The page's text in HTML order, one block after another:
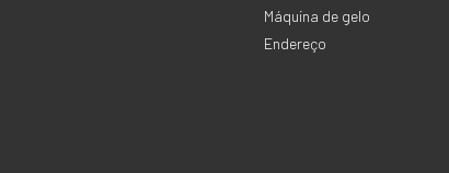
Máquina de gelo
Endereço